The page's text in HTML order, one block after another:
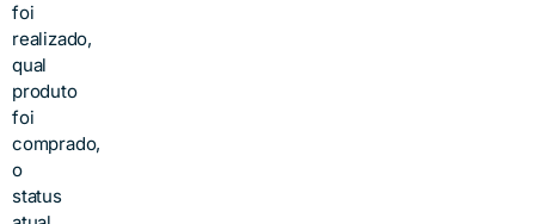
foi
realizado,
qual
produto
foi
comprado,
o
status